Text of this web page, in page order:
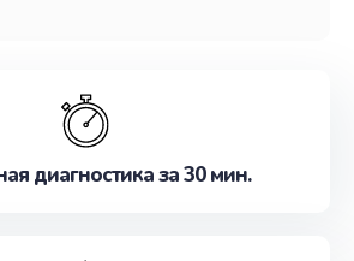
диагностика за 30 мин.